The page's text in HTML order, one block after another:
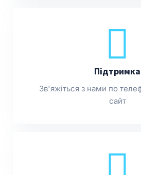
Підтримка
Зв'яжіться з нами по
сайт